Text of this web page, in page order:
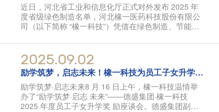
近日，河北省工业和信息化厅正式对外发布 2025 年
度省级绿色制造名单，河北橡一医药科技股份有限公
司（以下简称 “橡一科技”）凭借在绿色制造、节能减
2025.09.02
励学筑梦，启志未来！橡一科技为员工子女升学送
上”成长礼“
励学筑梦·启志未来8 月 16 日上午，橡一科技温情举
办了“励学筑梦·启志 未来”——德盛集团·橡一科技
2025 年度员工子女升学奖 励座谈会。德盛集团副总